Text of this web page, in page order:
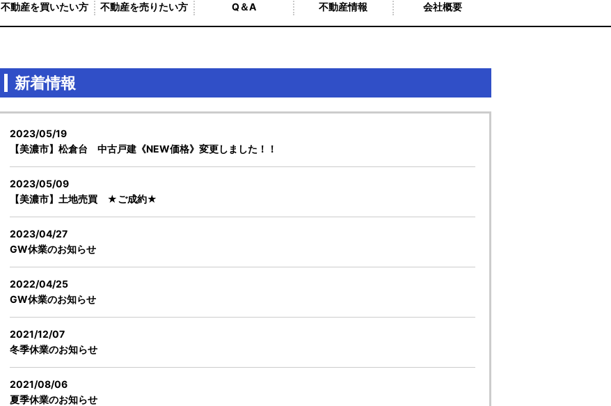
不動産を買いたい方 不動産を売りたい方 Q＆A 不動産情報 会社概要
新着情報
2023/05/19
【美濃市】松倉台 中古戸建《NEW価格》変更しました！！
2023/05/09
【美濃市】土地売買 ★ご成約★
2023/04/27
GW休業のお知らせ
2022/04/25
GW休業のお知らせ
2021/12/07
冬季休業のお知らせ
2021/08/06
夏季休業のお知らせ